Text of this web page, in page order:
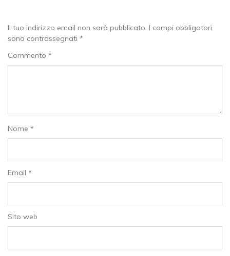
Il tuo indirizzo email non sarà pubblicato. I campi obbligatori
sono contrassegnati *
Commento *
Nome *
Email *
Sito web